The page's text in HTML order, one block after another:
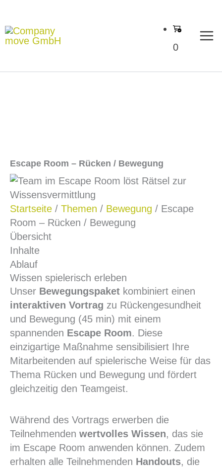
springen
0
Escape Room – Rücken / Bewegung
Startseite / Themen / Bewegung / Escape
Room – Rücken / Bewegung
Übersicht
Inhalte
Ablauf
Wissen spielerisch erleben
Unser Bewegungspaket kombiniert einen
interaktiven Vortrag zu Rückengesundheit
und Bewegung (45 min) mit einem
spannenden Escape Room. Diese
einzigartige Maßnahme sensibilisiert Ihre
Mitarbeitenden auf spielerische Weise für das
Thema Rücken und Bewegung und fördert
gleichzeitig den Teamgeist.
Während des Vortrags erwerben die
Teilnehmenden wertvolles Wissen, das sie
im Escape Room anwenden können. Zudem
erhalten alle Teilnehmenden Handouts, die